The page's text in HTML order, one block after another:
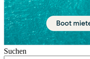
Suchen